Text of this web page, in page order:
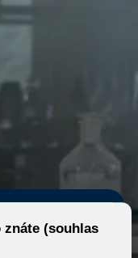
(souhlas